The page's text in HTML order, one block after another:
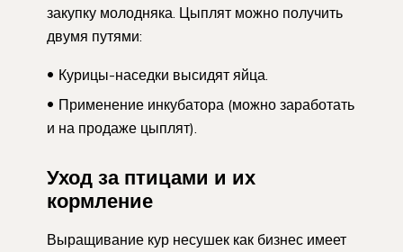
закупку молодняка. Цыплят можно получить
двумя путями:
Курицы-наседки высидят яйца.
Применение инкубатора (можно заработать
и на продаже цыплят).
Уход за птицами и их
кормление
Выращивание кур несушек как бизнес имеет